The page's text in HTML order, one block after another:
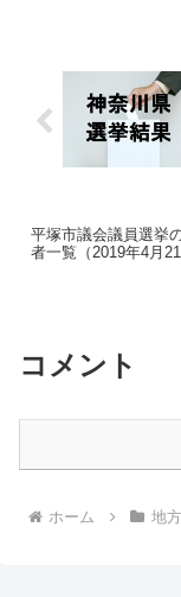
平塚市議会議員選挙
者一覧（2019年4月
コメント
ホーム 地